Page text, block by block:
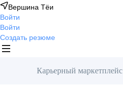
Вершина Тёи
Войти
Войти
Создать резюме
Карьерный маркетплейс